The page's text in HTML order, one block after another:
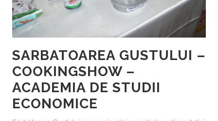
SARBATOAREA GUSTULUI –
COOKINGSHOW –
ACADEMIA DE STUDII
ECONOMICE